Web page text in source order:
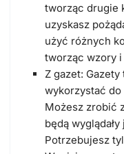
tworząc drugie
uzyskasz
użyć różnych
tworząc wzory
Z gazet: Gazety
wykorzystać
Możesz zrobić
będą
Potrzebujesz